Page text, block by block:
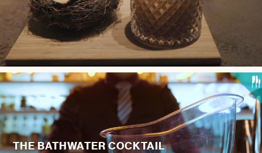
THE BATHWATER COCKTAIL